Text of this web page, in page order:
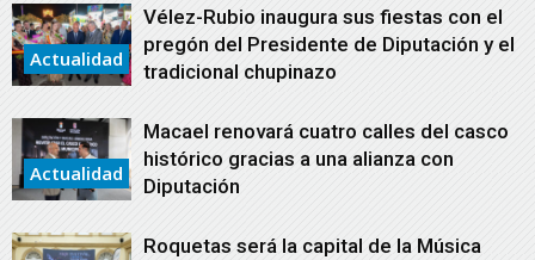
Actualidad
Vélez-Rubio inaugura sus fiestas con el
pregón del Presidente de Diputación y el
tradicional chupinazo
Actualidad
Macael renovará cuatro calles del casco
histórico gracias a una alianza con
Diputación
Roquetas será la capital de la Música